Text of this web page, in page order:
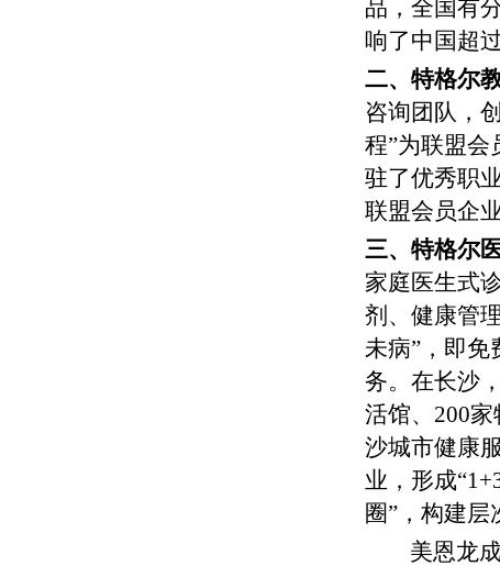
品，全国有
响了中国超
二、特格尔
咨询团队，
程”为联盟会
驻了优秀职
联盟会员企
三、特格尔
家庭医生式
剂、健康管
未病”，即免
务。 在长沙
活馆、200
沙城市健康
业，形成
圈”，构建层
美恩龙